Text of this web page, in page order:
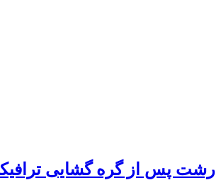
رشت پس از گره گشایی